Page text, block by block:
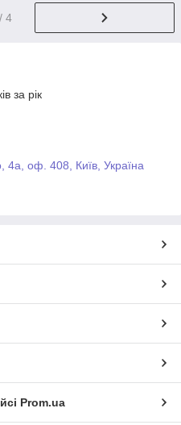
/ 4
за рік
4а, оф. 408, Київ, Україна
Prom.ua